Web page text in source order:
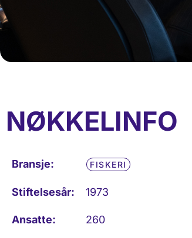
NØKKELINFO
Bransje: FISKERI
Stiftelsesår: 1973
Ansatte: 260